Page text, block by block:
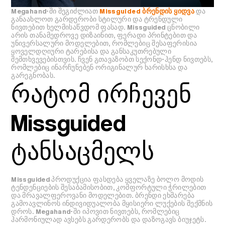
Megahand-ში შეგიძლიათ Missguided ბრენდის ყიდვადა
განაახლოთ გარდერობი სტილური და ტრენდული
ნივთებით ხელმისაწვდომ ფასად. Missguided ცნობილი
არის თანამედროვე დიზაინით, ფერადი პრინტებით და
უნივერსალური მოდელებით, რომლებიც შესაფერისია
ყოველდღიური ტარებისა და განსაკუთრებული
შემთხვევებისთვის. ჩვენ გთავაზობთ სექონდ-ჰენდ ნივთებს,
რომლებიც ინარჩუნებენ ორიგინალურ ხარისხსა და
გარეგნობას.
რატომ ირჩევენ
Missguided
ტანსაცმელს
Missguided პროდუქცია ფასდება ყველაზე ბოლო მოდის
ტენდენციების შესაბამისობით, კომფორტული ჭრილებით
და მრავალფეროვანი მოდელებით. ბრენდი ეხმარება
გამოავლინოს ინდივიდუალობა მყისიერი ლუქების შექმნის
დროს. Megahand-ში იპოვით ნივთებს, რომლებიც
ჰარმონიულად ავსებს გარდერობს და დაზოგავს ბიუჯეტს.